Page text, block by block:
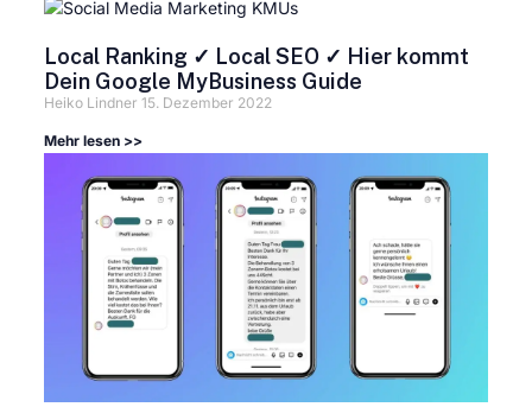
Local Ranking ✓ Local SEO ✓ Hier kommt
Dein Google MyBusiness Guide
Heiko Lindner 15. Dezember 2022
Mehr lesen >>